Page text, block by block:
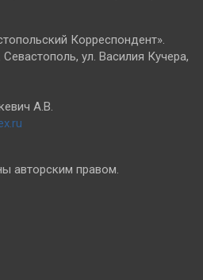
Корреспондент».
Севастополь, ул. Василия Кучера,
А.В.
авторским правом.